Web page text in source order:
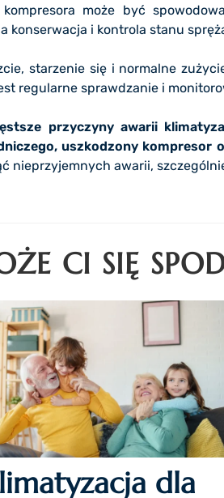
kompresora może być
konserwacja i kontrola stanu
starzenie się i normalne
regularne sprawdzanie i
przyczyny awarii
uszkodzony kompresor
nieprzyjemnych awarii,
CI SIĘ
dla